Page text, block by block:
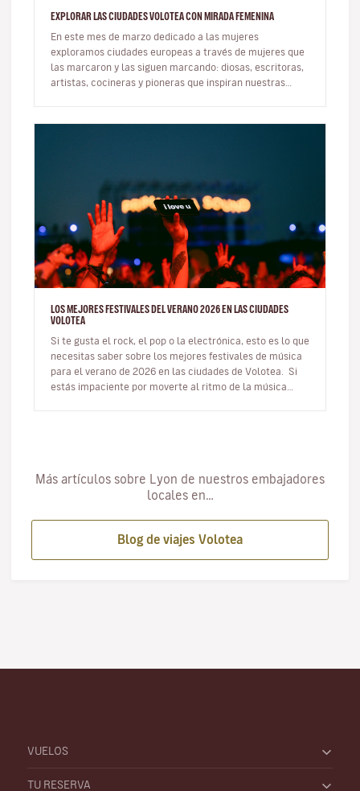
EXPLORAR LAS CIUDADES VOLOTEA CON MIRADA FEMENINA
En este mes de marzo dedicado a las mujeres
exploramos ciudades europeas a través de mujeres que
las marcaron y las siguen marcando: diosas, escritoras,
artistas, cocineras y pioneras que inspiran nuestras
LOS MEJORES FESTIVALES DEL VERANO 2026 EN LAS CIUDADES
VOLOTEA
Si te gusta el rock, el pop o la electrónica, esto es lo que
necesitas saber sobre los mejores festivales de música
para el verano de 2026 en las ciudades de Volotea. Si
estás impaciente por moverte al ritmo de la música…
Más artículos sobre Lyon de nuestros embajadores
locales en…
Blog de viajes Volotea
VUELOS
TU RESERVA